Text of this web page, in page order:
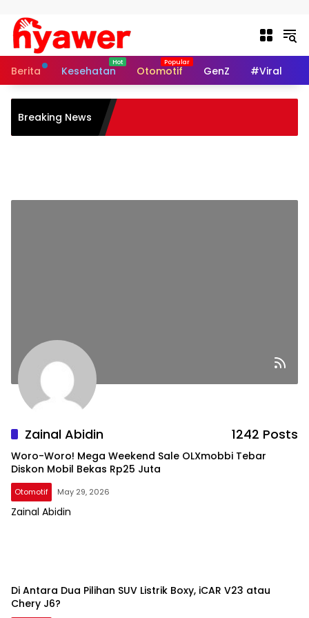
Berita Kesehatan Otomotif GenZ #Viral
Breaking News
Disney
Zainal Abidin 1242 Posts
Woro-Woro! Mega Weekend Sale OLXmobbi Tebar
Diskon Mobil Bekas Rp25 Juta
Otomotif May 29, 2026
Zainal Abidin
Di Antara Dua Pilihan SUV Listrik Boxy, iCAR V23 atau
Chery J6?